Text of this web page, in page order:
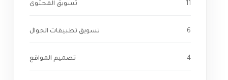
تسويق المحتوى 11
تسويق تطبيقات الجوال 6
تصميم المواقع 4